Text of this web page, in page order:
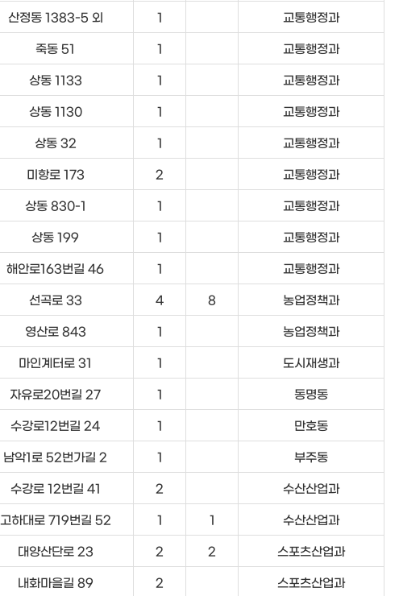
산정동 1383-5 외 1 교통행정과
죽동 51 1 교통행정과
상동 1133 1 교통행정과
상동 1130 1 교통행정과
상동 32 1 교통행정과
미항로 173 2 교통행정과
상동 830-1 1 교통행정과
상동 199 1 교통행정과
해안로163번길 46 1 교통행정과
선곡로 33 4 8 농업정책과
영산로 843 1 농업정책과
마인계터로 31 1 도시재생과
자유로20번길 27 1 동명동
수강로12번길 24 1 만호동
남악1로 52번가길 2 1 부주동
수강로 12번길 41 2 수산산업과
고하대로 719번길 52 1 1 수산산업과
대양산단로 23 2 2 스포츠산업과
내화마을길 89 2 스포츠산업과